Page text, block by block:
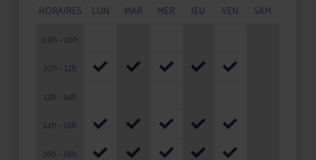
HORAIRES LUN MAR MER JEU VEN
SAM
08h - 10h
10h - 12h
12h - 14h
14h - 16h
16h - 18h